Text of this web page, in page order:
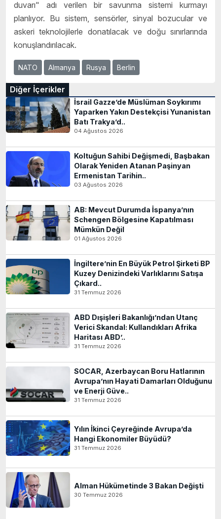
duvarı" adı verilen bir savunma sistemi kurmayı
planlıyor. Bu sistem, sensörler, sinyal bozucular ve
askeri teknolojilerle donatılacak ve doğu sınırlarında
konuşlandırılacak.
NATO Almanya Rusya Berlin
Diğer İçerikler
İsrail Gazze’de Müslüman Soykırımı
Yaparken Yakın Destekçisi Yunanistan
Batı Trakya’d..
04 Ağustos 2026
Koltuğun Sahibi Değişmedi, Başbakan
Olarak Yeniden Atanan Paşinyan
Ermenistan Tarihin..
03 Ağustos 2026
AB: Mevcut Durumda İspanya’nın
Schengen Bölgesine Kapatılması
Mümkün Değil
01 Ağustos 2026
İngiltere’nin En Büyük Petrol Şirketi BP
Kuzey Denizindeki Varlıklarını Satışa
Çıkard..
31 Temmuz 2026
ABD Dışişleri Bakanlığı’ndan Utanç
Verici Skandal: Kullandıkları Afrika
Haritası ABD’..
31 Temmuz 2026
SOCAR, Azerbaycan Boru Hatlarının
Avrupa’nın Hayati Damarları Olduğunu
ve Enerji Güve..
31 Temmuz 2026
Yılın İkinci Çeyreğinde Avrupa’da
Hangi Ekonomiler Büyüdü?
31 Temmuz 2026
Alman Hükümetinde 3 Bakan Değişti
30 Temmuz 2026